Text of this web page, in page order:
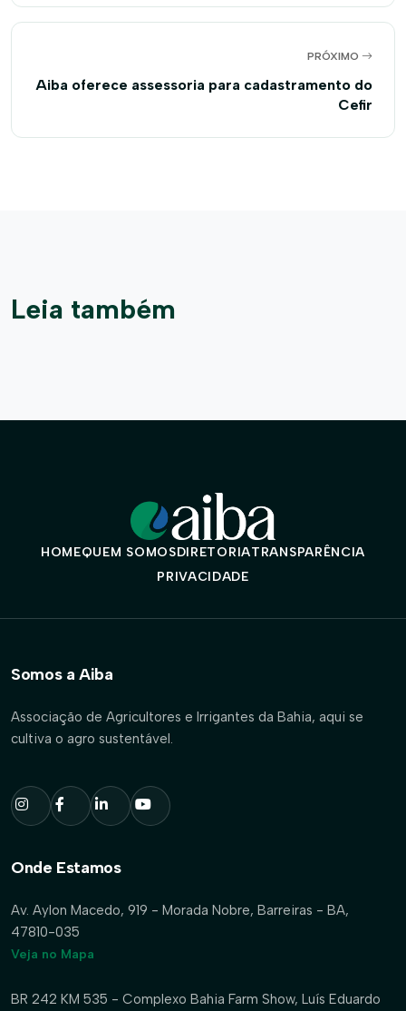
PRÓXIMO
Aiba oferece assessoria para cadastramento do
Cefir
Leia também
HOMEQUEM SOMOSDIRETORIATRANSPARÊNCIA
PRIVACIDADE
Somos a Aiba
Associação de Agricultores e Irrigantes da Bahia, aqui se
cultiva o agro sustentável.
Onde Estamos
Av. Aylon Macedo, 919 - Morada Nobre, Barreiras - BA,
47810-035
Veja no Mapa
BR 242 KM 535 - Complexo Bahia Farm Show, Luís Eduardo